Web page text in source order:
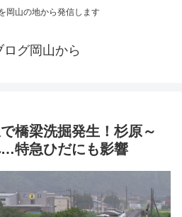
岡山の地から発信します
ログ岡山から
橋梁洗掘発生！杉原～
特急ひだにも影響